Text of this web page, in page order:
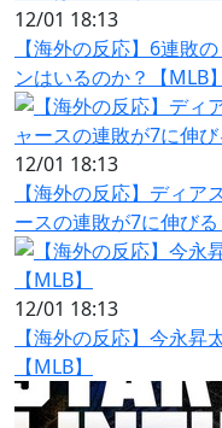
12/01 18:13
【海外の反応】6連敗
ンはいるのか？【MLB】
12/01 18:13
【海外の反応】ディ
ースの連敗が7に伸び
12/01 18:13
【海外の反応】今永
【MLB】